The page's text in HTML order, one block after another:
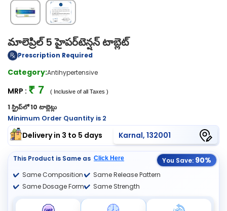
మాలెప్రిల్ 5 హైపర్‌టెన్షన్ టాబ్లెట్
Prescription Required
Category:Antihypertensive
MRP : ₹ 7 ( Inclusive of all Taxes )
1 స్ట్రిప్‌లో 10 టాబ్లెట్లు
Minimum Order Quantity is 2
Delivery in 3 to 5 days Karnal, 132001
This Product is Same as Click Here You Save: 90%
Same Composition
Same Dosage Form
Same Release Pattern
Same Strength